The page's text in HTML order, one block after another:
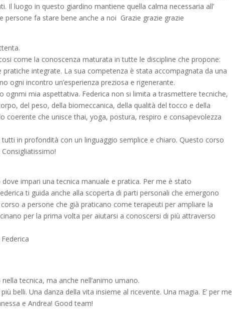
luogo in questo giardino mantiene quella calma necessaria all’
persone fa stare bene anche a noi Grazie grazie grazie
come la conoscenza maturata in tutte le discipline che propone:
integrate. La sua competenza è stata accompagnata da una
ogni incontro un’esperienza preziosa e rigenerante.
ognmi mia aspettativa. Federica non si limita a trasmettere tecniche,
del peso, della biomeccanica, della qualità del tocco e della
coerente che unisce thai, yoga, postura, respiro e consapevolezza
in profondità con un linguaggio semplice e chiaro. Questo corso
impari una tecnica manuale e pratica. Per me è stato
ti guida anche alla scoperta di parti personali che emergono
a persone che già praticano come terapeuti per ampliare la
per la prima volta per aiutarsi a conoscersi di più attraverso
tecnica, ma anche nell’animo umano.
belli. Una danza della vita insieme al ricevente. Una magia. E’ per me
e Andrea! Good team!